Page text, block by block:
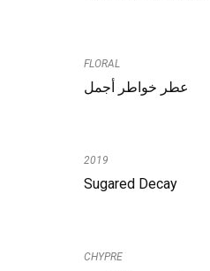
FLORAL
عطر خواطر أجمل
2019
Sugared Decay
CHYPRE